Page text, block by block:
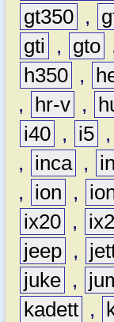
gt350 ,
gti
, gto
h350 ,
,
hr-v ,
i40 , i5 ,
,
inca ,
,
ion ,
ix20 ,
jeep ,
juke ,
kadett ,